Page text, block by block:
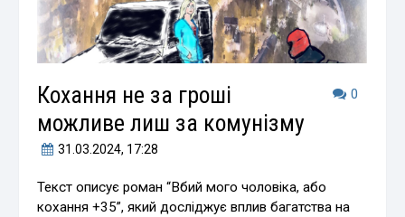
0
Кохання не за гроші
можливе лиш за комунізму
31.03.2024, 17:28
Текст описує роман “Вбий мого чоловіка, або
кохання +35”, який досліджує вплив багатства на